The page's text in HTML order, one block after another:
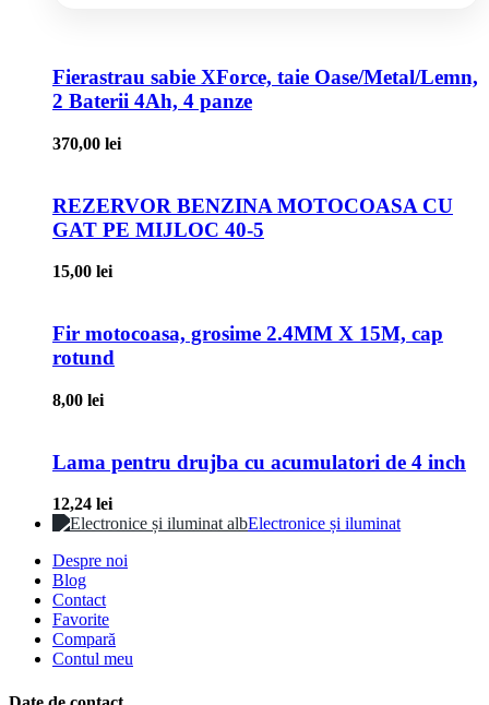
Fierastrau sabie XForce, taie Oase/Metal/Lemn,
2 Baterii 4Ah, 4 panze
370,00 lei
REZERVOR BENZINA MOTOCOASA CU
GAT PE MIJLOC 40-5
15,00 lei
Fir motocoasa, grosime 2.4MM X 15M, cap
rotund
8,00 lei
Lama pentru drujba cu acumulatori de 4 inch
12,24 lei
Electronice și iluminat
Despre noi
Blog
Contact
Favorite
Compară
Contul meu